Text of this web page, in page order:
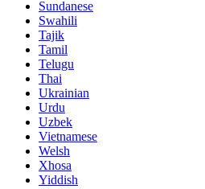
Sundanese
Swahili
Tajik
Tamil
Telugu
Thai
Ukrainian
Urdu
Uzbek
Vietnamese
Welsh
Xhosa
Yiddish